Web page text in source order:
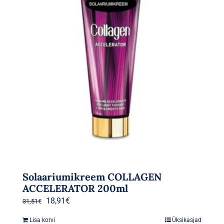
Solaariumikreem COLLAGEN
ACCELERATOR 200ml
31,51€
Algne
18,91€Praegune
Lisa korvi Üksikasjad